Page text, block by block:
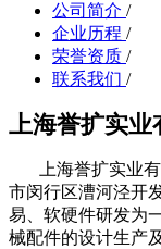
公司简介 /
企业历程 /
荣誉资质 /
联系我们 /
上海誉扩实业
上海誉扩实业
市闵行区漕河泾开
易、软硬件研发为
械配件的设计生产